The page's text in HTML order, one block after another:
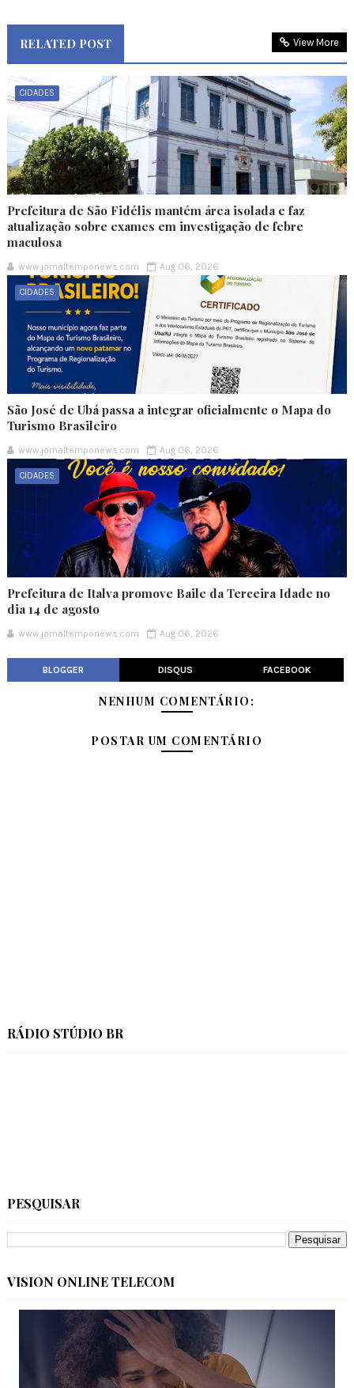
RELATED POST View More
CIDADES
Prefeitura de São Fidélis mantém área isolada e faz
atualização sobre exames em investigação de febre
maculosa
www.jornaltemponews.com Aug 06, 2026
CIDADES
São José de Ubá passa a integrar oficialmente o Mapa do
Turismo Brasileiro
www.jornaltemponews.com Aug 06, 2026
CIDADES
Prefeitura de Italva promove Baile da Terceira Idade no
dia 14 de agosto
www.jornaltemponews.com Aug 06, 2026
BLOGGER DISQUS FACEBOOK
NENHUM COMENTÁRIO:
POSTAR UM COMENTÁRIO
RÁDIO STÚDIO BR
PESQUISAR
VISION ONLINE TELECOM